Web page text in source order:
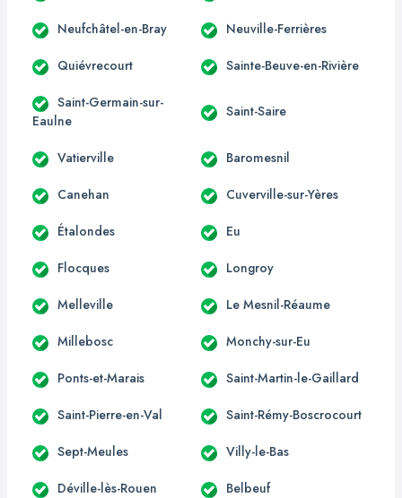
Neufchâtel-en-Bray Neuville-Ferrières
Quiévrecourt Sainte-Beuve-en-Rivière
Saint-Germain-sur-
Eaulne
Saint-Saire
Vatierville Baromesnil
Canehan Cuverville-sur-Yères
Étalondes Eu
Flocques Longroy
Melleville Le Mesnil-Réaume
Millebosc Monchy-sur-Eu
Ponts-et-Marais Saint-Martin-le-Gaillard
Saint-Pierre-en-Val Saint-Rémy-Boscrocourt
Sept-Meules Villy-le-Bas
Déville-lès-Rouen Belbeuf